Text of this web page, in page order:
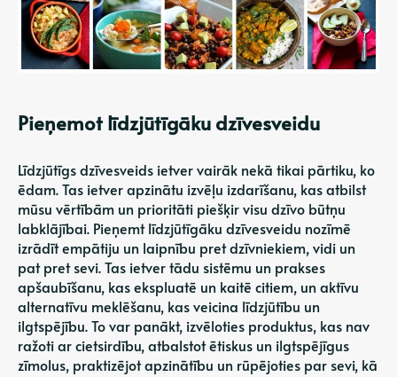
Pieņemot līdzjūtīgāku dzīvesveidu
Līdzjūtīgs dzīvesveids ietver vairāk nekā tikai pārtiku, ko
ēdam. Tas ietver apzinātu izvēļu izdarīšanu, kas atbilst
mūsu vērtībām un prioritāti piešķir visu dzīvo būtņu
labklājībai. Pieņemt līdzjūtīgāku dzīvesveidu nozīmē
izrādīt empātiju un laipnību pret dzīvniekiem, vidi un
pat pret sevi. Tas ietver tādu sistēmu un prakses
apšaubīšanu, kas ekspluatē un kaitē citiem, un aktīvu
alternatīvu meklēšanu, kas veicina līdzjūtību un
ilgtspējību. To var panākt, izvēloties produktus, kas nav
ražoti ar cietsirdību, atbalstot ētiskus un ilgtspējīgus
zīmolus, praktizējot apzinātību un rūpējoties par sevi, kā